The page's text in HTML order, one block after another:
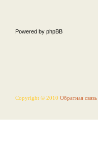
Powered by phpBB
Copyright © 2010 Обратная связь